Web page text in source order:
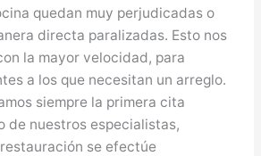
quedan muy perjudicadas o
directa paralizadas. Esto nos
la mayor velocidad, para
a los que necesitan un arreglo.
siempre la primera cita
de nuestros especialistas,
se efectúe